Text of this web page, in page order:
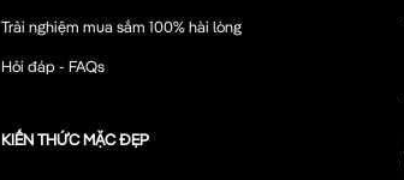
Trải nghiệm mua sắm 100% hài lòng
Hỏi đáp - FAQs
KIẾN THỨC MẶC ĐẸP